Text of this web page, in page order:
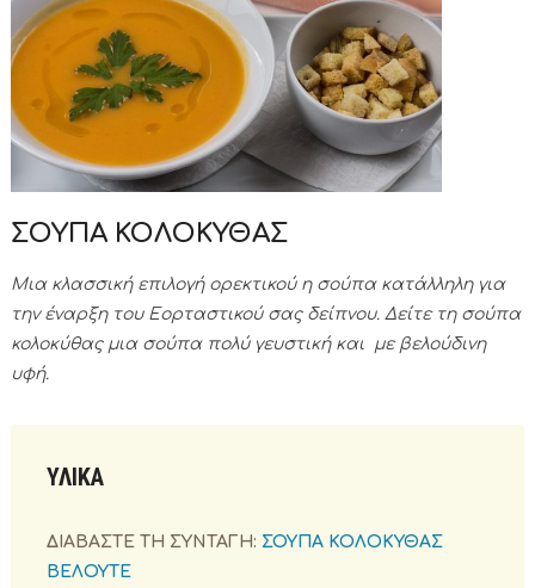
ΣΟΥΠΑ ΚΟΛΟΚΥΘΑΣ
Μια κλασσική επιλογή ορεκτικού η σούπα κατάλληλη για
την έναρξη του Εορταστικού σας δείπνου. Δείτε τη σούπα
κολοκύθας μια σούπα πολύ γευστική και με βελούδινη
υφή.
ΥΛΙΚΑ
ΔΙΑΒΑΣΤΕ ΤΗ ΣΥΝΤΑΓΗ: ΣΟΥΠΑ ΚΟΛΟΚΥΘΑΣ
ΒΕΛΟΥΤΕ